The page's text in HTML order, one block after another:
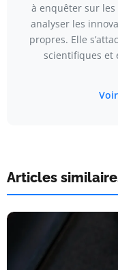
à enquêter sur
analyser les
propres. Elle
scientifiques et
Articles